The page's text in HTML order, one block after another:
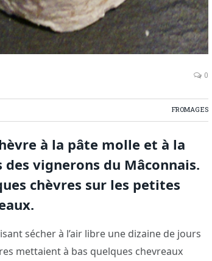
0
FROMAGES
à la pâte molle et à la
des vignerons du Mâconnais.
chèvres sur les petites
sécher à l’air libre une dizaine de jours
mettaient à bas quelques chevreaux